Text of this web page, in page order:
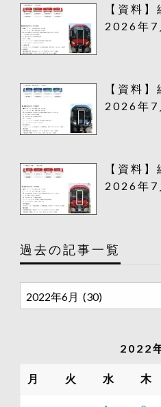
【資料
2026年7
【資料
2026年7
【資料
2026年7
過去の記事一覧
去
一
2022
月 火 水 木